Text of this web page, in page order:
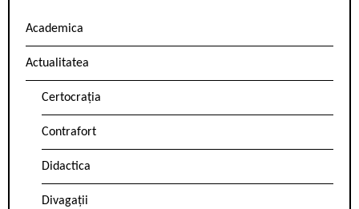
Academica
Actualitatea
Certocrația
Contrafort
Didactica
Divagații